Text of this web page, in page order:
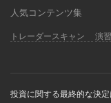
人気コンテンツ集
トレーダースキャン 演
投資に関する最終的な決